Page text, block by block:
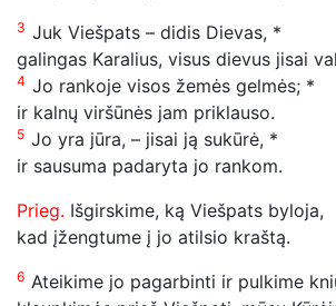
3 Juk Viešpats – didis Dievas, *
galingas Karalius, visus dievus jisai
4 Jo rankoje visos žemės gelmės; *
ir kalnų viršūnės jam priklauso.
5 Jo yra jūra, – jisai ją sukūrė, *
ir sausuma padaryta jo rankom.
Prieg. Išgirskime, ką Viešpats byloja,
kad įžengtume į jo atilsio kraštą.
6 Ateikime jo pagarbinti ir pulkime